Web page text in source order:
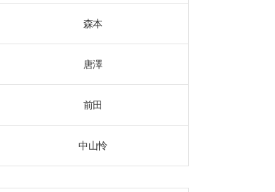
森本
唐澤
前田
中山怜